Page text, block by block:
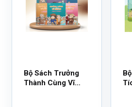
Bộ Sách Trưởng
Thành Cùng Vĩ